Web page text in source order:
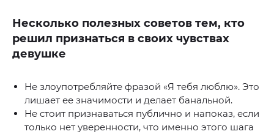
Несколько полезных советов тем, кто
решил признаться в своих чувствах
девушке
Не злоупотребляйте фразой «Я тебя люблю». Это
лишает ее значимости и делает банальной.
Не стоит признаваться публично и напоказ, если
только нет уверенности, что именно этого шага